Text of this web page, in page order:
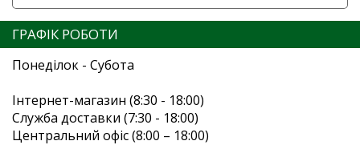
ГРАФІК РОБОТИ
Понеділок - Субота
Інтернет-магазин (8:30 - 18:00)
Служба доставки (7:30 - 18:00)
Центральний офіс (8:00 – 18:00)